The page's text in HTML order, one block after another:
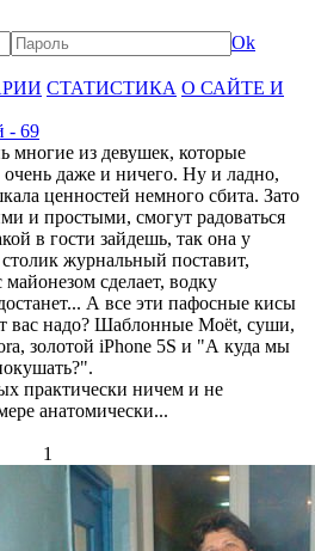
Ok
СТАТИСТИКА О САЙТЕ И
- 69
многие из девушек, которые
даже и ничего. Ну и ладно,
ценностей немного сбита. Зато
и простыми, смогут радоваться
в гости зайдешь, так она у
журнальный поставит,
майонезом сделает, водку
А все эти пафосные кисы
вас надо? Шаблонные Moët, суши,
золотой iPhone 5S и "А куда мы
практически ничем и не
анатомически...
1